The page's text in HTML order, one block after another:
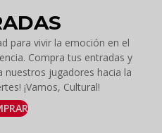
para vivir la emoción en el
Compra tus entradas y
jugadores hacia la
¡Vamos, Cultural!